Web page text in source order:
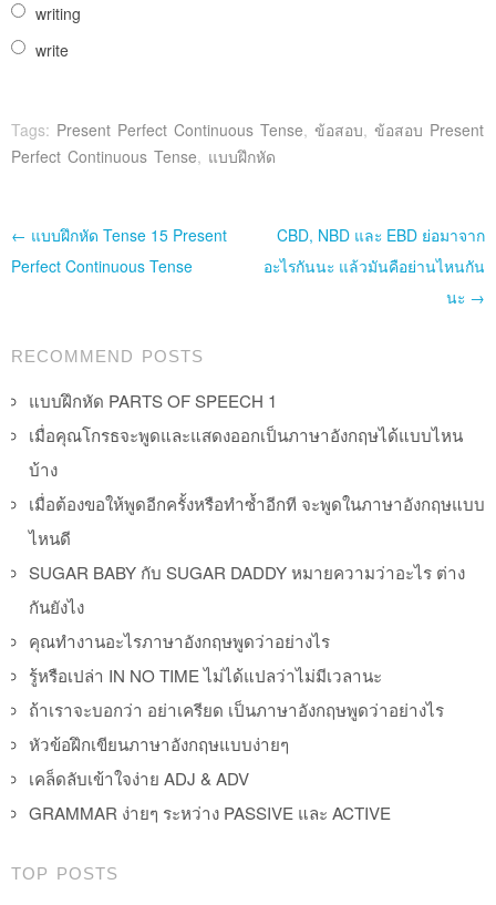
writing
write
Tags: Present Perfect Continuous Tense, ข้อสอบ, ข้อสอบ Present
Perfect Continuous Tense, แบบฝึกหัด
Post navigation
← แบบฝึกหัด Tense 15 Present
Perfect Continuous Tense
CBD, NBD และ EBD ย่อมาจาก
อะไรกันนะ แล้วมันคือย่านไหนกัน
นะ →
RECOMMEND POSTS
แบบฝึกหัด PARTS OF SPEECH 1
เมื่อคุณโกรธจะพูดและแสดงออกเป็นภาษาอังกฤษได้แบบไหน
บ้าง
เมื่อต้องขอให้พูดอีกครั้งหรือทำซ้ำอีกที จะพูดในภาษาอังกฤษแบบ
ไหนดี
SUGAR BABY กับ SUGAR DADDY หมายความว่าอะไร ต่าง
กันยังไง
คุณทำงานอะไรภาษาอังกฤษพูดว่าอย่างไร
รู้หรือเปล่า IN NO TIME ไม่ได้แปลว่าไม่มีเวลานะ
ถ้าเราจะบอกว่า อย่าเครียด เป็นภาษาอังกฤษพูดว่าอย่างไร
หัวข้อฝึกเขียนภาษาอังกฤษแบบง่ายๆ
เคล็ดลับเข้าใจง่าย ADJ & ADV
GRAMMAR ง่ายๆ ระหว่าง PASSIVE และ ACTIVE
TOP POSTS